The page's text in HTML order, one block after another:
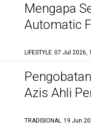
Mengapa
Automatic
LIFESTYLE 07 Jul 2026,
Azis Ahli
TRADISIONAL 19 Jun